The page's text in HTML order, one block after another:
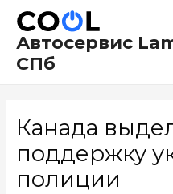
содержимому
Автосервис
СПб
Канада
поддержку
полиции
по
записям